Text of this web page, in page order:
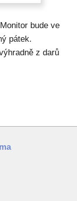
bude ve
pátek.
z darů